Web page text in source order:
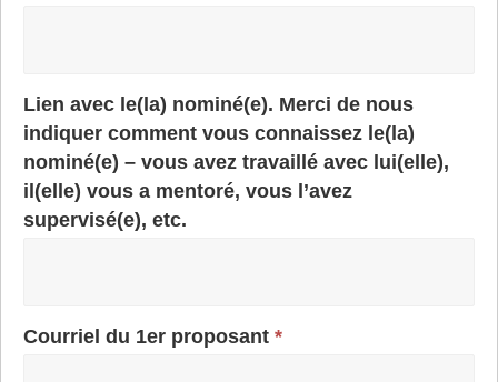
Lien avec le(la) nominé(e). Merci de nous
indiquer comment vous connaissez le(la)
nominé(e) – vous avez travaillé avec lui(elle),
il(elle) vous a mentoré, vous l’avez
supervisé(e), etc.
Courriel du 1er proposant *